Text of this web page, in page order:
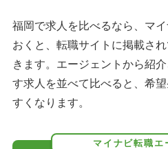
福岡で求人を比べるなら、マ
おくと、転職サイトに掲載さ
きます。エージェントから紹
す求人を並べて比べると、希
すくなります。
マイナビ転職エ